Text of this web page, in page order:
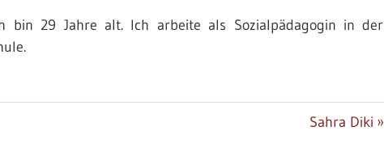
bin 29 Jahre alt. Ich arbeite als Sozialpädagogin in der
Nächster
Sahra Diki